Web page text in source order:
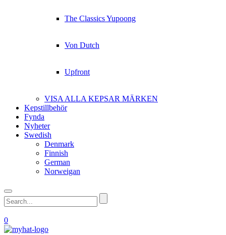
The Classics Yupoong
Von Dutch
Upfront
VISA ALLA KEPSAR MÄRKEN
Kepstillbehör
Fynda
Nyheter
Swedish
Denmark
Finnish
German
Norweigan
0